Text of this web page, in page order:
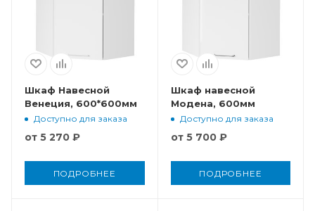
Шкаф Навесной
Венеция, 600*600мм
Доступно для заказа
от 5 270 ₽
ПОДРОБНЕЕ
Шкаф навесной
Модена, 600мм
Доступно для заказа
от 5 700 ₽
ПОДРОБНЕЕ